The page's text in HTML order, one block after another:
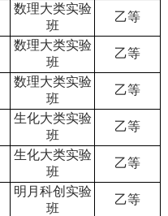
数理大类实验
班
乙等
数理大类实验
班
乙等
数理大类实验
班
乙等
生化大类实验
班
乙等
生化大类实验
班
乙等
明月科创实验
班
乙等